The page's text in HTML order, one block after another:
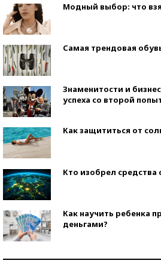
Модный выбор: что
Самая трендовая
Знаменитости и
успеха со второй
Как защититься от
Кто изобрел средства
Как научить ребенка
деньгами?